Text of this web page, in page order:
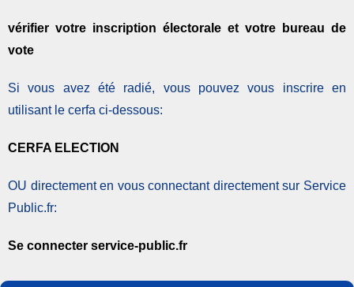
vérifier votre inscription électorale et votre bureau de
vote
Si vous avez été radié, vous pouvez vous inscrire en
utilisant le cerfa ci-dessous:
CERFA ELECTION
OU directement en vous connectant directement sur Service
Public.fr:
Se connecter service-public.fr